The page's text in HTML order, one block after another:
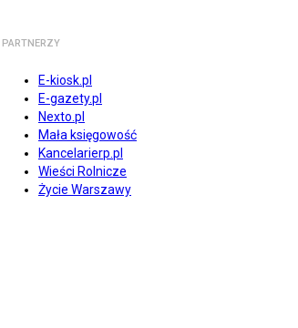
PARTNERZY
E-kiosk.pl
E-gazety.pl
Nexto.pl
Mała księgowość
Kancelarierp.pl
Wieści Rolnicze
Życie Warszawy